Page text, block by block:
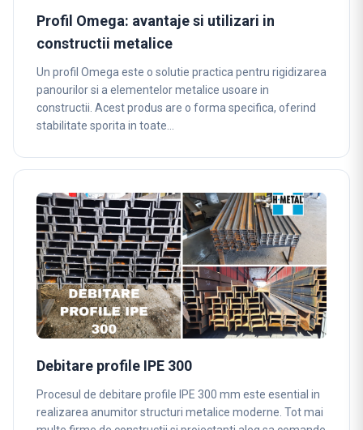
Profil Omega: avantaje si utilizari in
constructii metalice
Un profil Omega este o solutie practica pentru rigidizarea
panourilor si a elementelor metalice usoare in
constructii. Acest produs are o forma specifica, oferind
stabilitate sporita in toate…
Debitare profile IPE 300
Procesul de debitare profile IPE 300 mm este esential in
realizarea anumitor structuri metalice moderne. Tot mai